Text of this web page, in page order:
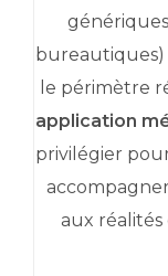
bureautiques)
le périmètre
application
privilégier
aux réalités